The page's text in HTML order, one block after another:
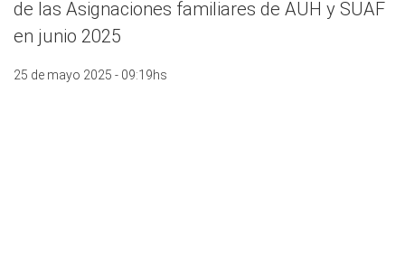
de las Asignaciones familiares de AUH y SUAF
en junio 2025
25 de mayo 2025 - 09:19hs